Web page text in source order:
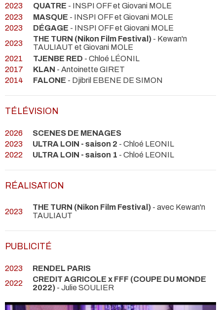
2023
QUATRE - INSPI OFF et Giovani MOLE
2023
MASQUE - INSPI OFF et Giovani MOLE
2023
DÉGAGE - INSPI OFF et Giovani MOLE
2023
THE TURN (Nikon Film Festival) - Kewan'n
TAULIAUT et Giovani MOLE
2021
TJENBE RED - Chloé LÉONIL
2017
KLAN - Antoinette GIRET
2014
FALONE - Djibril EBENE DE SIMON
TÉLÉVISION
2026
SCENES DE MENAGES
2023
ULTRA LOIN - saison 2 - Chloé LEONIL
2022
ULTRA LOIN - saison 1 - Chloé LEONIL
RÉALISATION
2023 THE TURN (Nikon Film Festival) - avec Kewan'n
TAULIAUT
PUBLICITÉ
2023
RENDEL PARIS
2022
CREDIT AGRICOLE x FFF (COUPE DU MONDE
2022) - Julie SOULIER